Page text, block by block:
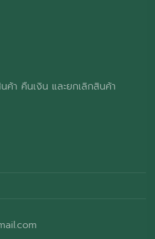
ค้า คืนเงิน และยกเลิกสินค้า